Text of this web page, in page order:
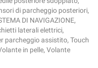
di parcheggio posteriori,
DI NAVIGAZIONE,
laterali elettrici,
parcheggio assistito, Touch
in pelle, Volante